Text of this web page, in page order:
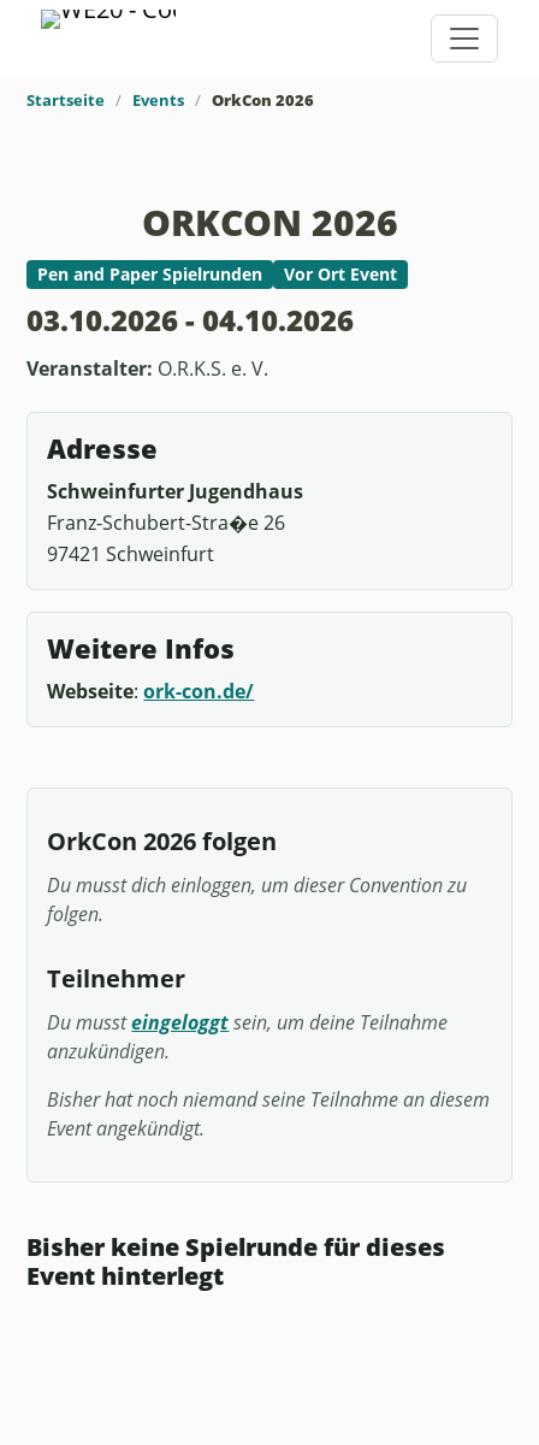
Startseite Events OrkCon 2026
ORKCON 2026
Pen and Paper Spielrunden Vor Ort Event
03.10.2026 - 04.10.2026
Veranstalter: O.R.K.S. e. V.
Adresse
Schweinfurter Jugendhaus
Franz-Schubert-Stra�e 26
97421 Schweinfurt
Weitere Infos
Webseite:ork-con.de/
OrkCon 2026 folgen
Du musst dich einloggen, um dieser Convention zu
folgen.
Teilnehmer
Du mussteingeloggtsein, um deine Teilnahme
anzukündigen.
Bisher hat noch niemand seine Teilnahme an diesem
Event angekündigt.
Bisher keine Spielrunde für dieses
Event hinterlegt